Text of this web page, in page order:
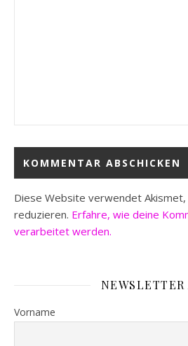
Diese Website verwendet Akismet,
reduzieren. Erfahre, wie deine
verarbeitet werden.
NEWSLETTER
Vorname